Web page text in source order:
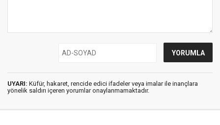
UYARI: Küfür, hakaret, rencide edici ifadeler veya imalar ile inançlara
yönelik saldırı içeren yorumlar onaylanmamaktadır.